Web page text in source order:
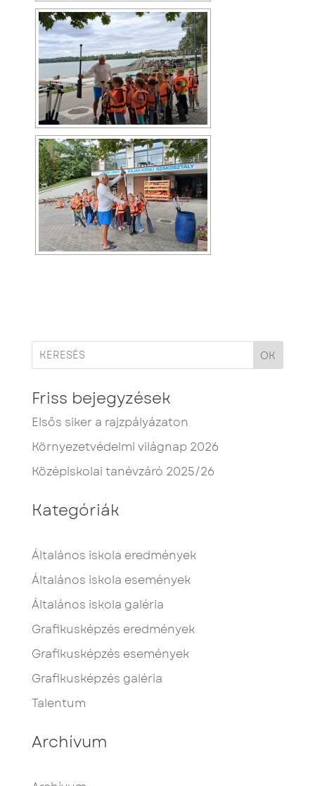
OK
Friss bejegyzések
Elsős siker a rajzpályázaton
Környezetvédelmi világnap 2026
Középiskolai tanévzáró 2025/26
Kategóriák
Általános iskola eredmények
Általános iskola események
Általános iskola galéria
Grafikusképzés eredmények
Grafikusképzés események
Grafikusképzés galéria
Talentum
Archívum